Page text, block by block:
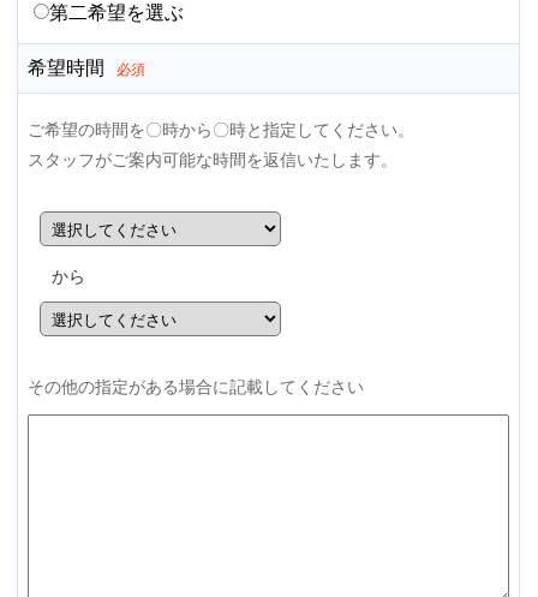
第二希望を選ぶ
希望時間 必須
ご希望の時間を〇時から〇時と指定してください。
スタッフがご案内可能な時間を返信いたします。
から
その他の指定がある場合に記載してください